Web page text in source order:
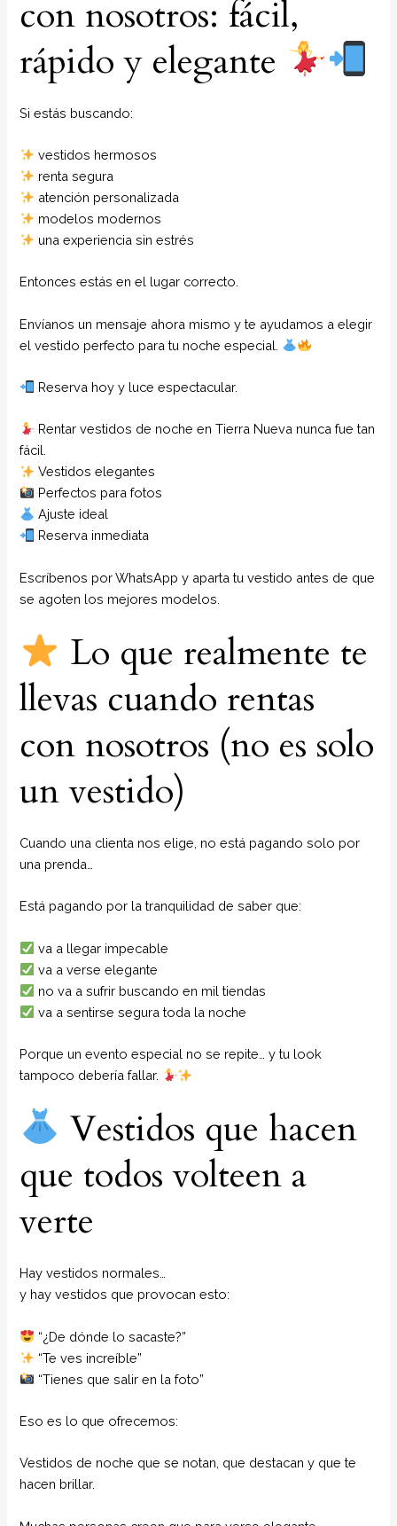
con nosotros: fácil,
rápido y elegante
Si estás buscando:
vestidos hermosos
renta segura
atención personalizada
modelos modernos
una experiencia sin estrés
Entonces estás en el lugar correcto.
Envíanos un mensaje ahora mismo y te ayudamos a elegir
el vestido perfecto para tu noche especial.
Reserva hoy y luce espectacular.
Rentar vestidos de noche en Tierra Nueva nunca fue tan
fácil.
Vestidos elegantes
Perfectos para fotos
Ajuste ideal
Reserva inmediata
Escríbenos por WhatsApp y aparta tu vestido antes de que
se agoten los mejores modelos.
Lo que realmente te
llevas cuando rentas
con nosotros (no es solo
un vestido)
Cuando una clienta nos elige, no está pagando solo por
una prenda…
Está pagando por la tranquilidad de saber que:
va a llegar impecable
va a verse elegante
no va a sufrir buscando en mil tiendas
va a sentirse segura toda la noche
Porque un evento especial no se repite… y tu look
tampoco debería fallar.
Vestidos que hacen
que todos volteen a
verte
Hay vestidos normales…
y hay vestidos que provocan esto:
“¿De dónde lo sacaste?”
“Te ves increíble”
“Tienes que salir en la foto”
Eso es lo que ofrecemos:
Vestidos de noche que se notan, que destacan y que te
hacen brillar.